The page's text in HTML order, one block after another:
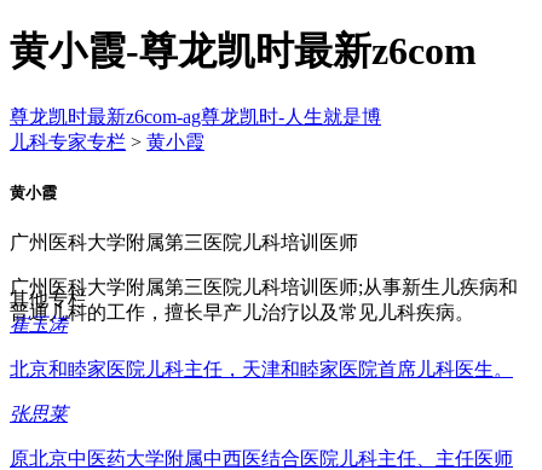
黄小霞-尊龙凯时最新z6com
尊龙凯时最新z6com-ag尊龙凯时-人生就是博
儿科专家专栏 > 黄小霞
黄小霞
广州医科大学附属第三医院儿科培训医师
广州医科大学附属第三医院儿科培训医师;从事新生儿疾病和
普通儿科的工作，擅长早产儿治疗以及常见儿科疾病。
其他专栏
崔玉涛
北京和睦家医院儿科主任，天津和睦家医院首席儿科医生。
张思莱
原北京中医药大学附属中西医结合医院儿科主任、主任医师